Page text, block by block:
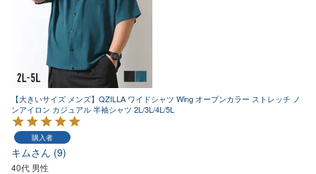
【大きいサイズ メンズ】QZILLA ワイドシャツ Wing オープンカラー ストレッチ ノ
ンアイロン カジュアル 半袖シャツ 2L/3L/4L/5L
購入者
キム 9
40代 男性